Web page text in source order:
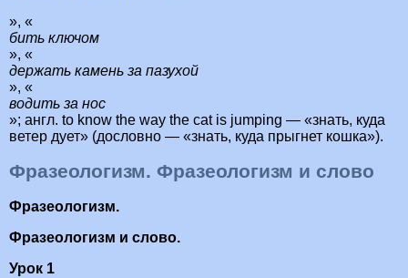
», «
бить ключом
», «
держать камень за пазухой
», «
водить за нос
»; англ. to know the way the cat is jumping — «знать, куда
ветер дует» (дословно — «знать, куда прыгнет кошка»).
Фразеологизм. Фразеологизм и слово
Фразеологизм.
Фразеологизм и слово.
Урок 1